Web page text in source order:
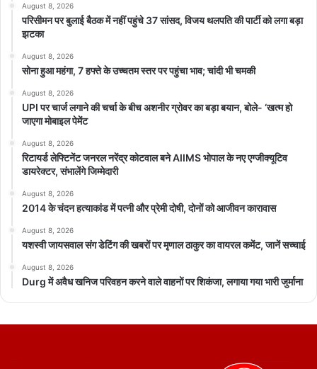
August 8, 2026
परिसीमन पर बुलाई बैठक में नहीं पहुंचे 37 सांसद, विजय थलपति की पार्टी को लगा बड़ा
झटका
August 8, 2026
सोना हुआ महंगा, 7 हफ्ते के उच्चतम स्तर पर पहुंचा भाव; चांदी भी चमकी
August 8, 2026
UPI पर चार्ज लगाने की चर्चा के बीच अशनीर ग्रोवर का बड़ा बयान, बोले- ‘खत्म हो
जाएगा मोबाइल पेमेंट
August 8, 2026
रिटायर्ड लेफ्टिनेंट जनरल नरेंद्र कोटवाल बने AIIMS भोपाल के नए एग्जीक्यूटिव
डायरेक्टर, संभालेंगे जिम्मेदारी
August 8, 2026
2014 के चंदन हत्याकांड में पत्नी और प्रेमी दोषी, दोनों को आजीवन कारावास
August 8, 2026
यशस्वी जायसवाल संग डेटिंग की खबरों पर मृणाल ठाकुर का वायरल कमेंट, जानें सच्चाई
August 8, 2026
Durg में अवैध खनिज परिवहन करने वाले वाहनों पर शिकंजा, लगाया गया भारी जुर्माना